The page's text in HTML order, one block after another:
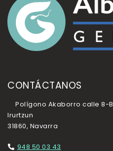
CONTÁCTANOS
Polígono Akaborro calle 8-B
Irurtzun
31860, Navarra
948 50 03 43